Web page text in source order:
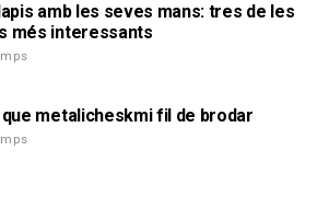
amb les seves mans: tres de les
més interessants
que metalicheskmi fil de brodar